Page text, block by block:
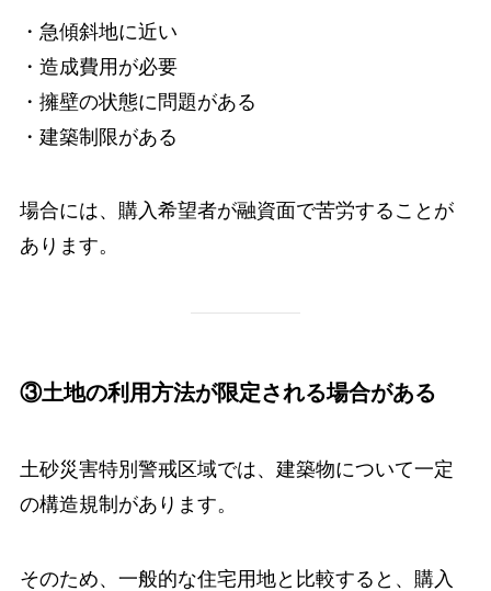
・急傾斜地に近い
・造成費用が必要
・擁壁の状態に問題がある
・建築制限がある
場合には、購入希望者が融資面で苦労することが
あります。
③土地の利用方法が限定される場合がある
土砂災害特別警戒区域では、建築物について一定
の構造規制があります。
そのため、一般的な住宅用地と比較すると、購入